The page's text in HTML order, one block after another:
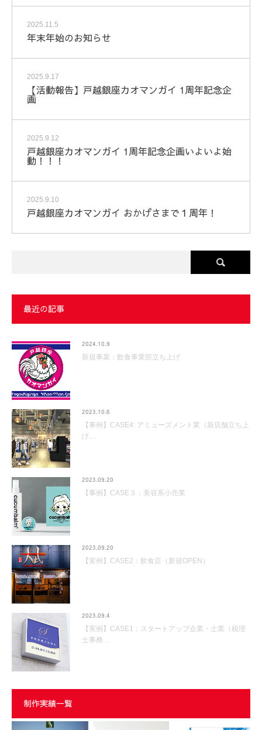
2025.11.5
年末年始のお知らせ
2025.9.17
【活動報告】戸越銀座カオマンガイ 1周年記念企
画
2025.9.12
戸越銀座カオマンガイ 1周年記念企画いよいよ始
動！！！
2025.9.10
戸越銀座カオマンガイ おかげさまで１周年！
最近の記事
2024.10.9
新規事業：飲食事業部立ち上げ
2023.10.6
【事例】CASE4: アミューズメント業（新店舗立ち上
げ…
2023.09.20
【事例】CASE３：美容系小売業
2023.09.20
【実例】CASE2：飲食店（新規OPEN）
2023.09.4
【実例】CASE1：スタートアップ企業・士業（税理
士事務…
制作実績一覧